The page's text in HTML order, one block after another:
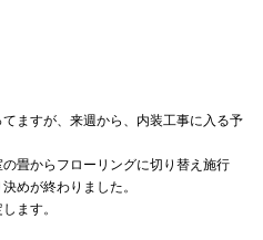
ますが、来週から、内装工事に入る予
畳からフローリングに切り替え施行
めが終わりました。
ます。